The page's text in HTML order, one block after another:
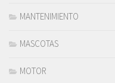
MANTENIMIENTO
MASCOTAS
MOTOR